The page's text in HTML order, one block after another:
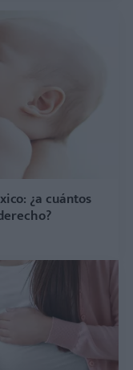
¿a cuántos